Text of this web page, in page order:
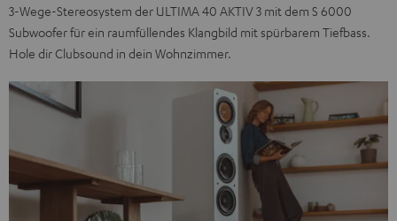
3-Wege-Stereosystem der ULTIMA 40 AKTIV 3 mit dem S 6000
Subwoofer für ein raumfüllendes Klangbild mit spürbarem Tiefbass.
Hole dir Clubsound in dein Wohnzimmer.